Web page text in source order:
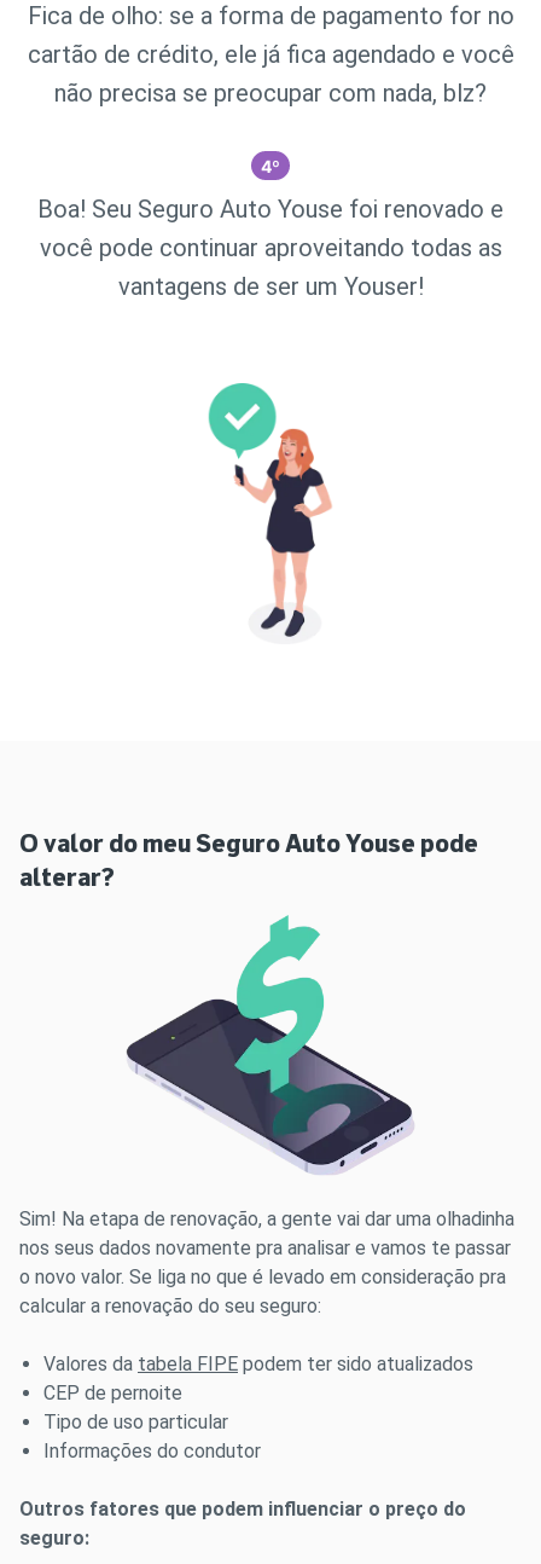
Fica de olho: se a forma de pagamento for no
cartão de crédito, ele já fica agendado e você
não precisa se preocupar com nada, blz?
4º
Boa! Seu Seguro Auto Youse foi renovado e
você pode continuar aproveitando todas as
vantagens de ser um Youser!
O valor do meu Seguro Auto Youse pode
alterar?
Sim! Na etapa de renovação, a gente vai dar uma olhadinha
nos seus dados novamente pra analisar e vamos te passar
o novo valor. Se liga no que é levado em consideração pra
calcular a renovação do seu seguro:
Valores da tabela FIPE podem ter sido atualizados
CEP de pernoite
Tipo de uso particular
Informações do condutor
Outros fatores que podem influenciar o preço do
seguro: